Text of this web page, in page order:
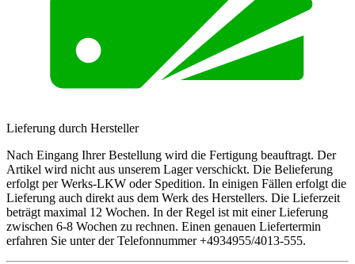
Lieferung durch Hersteller
Nach Eingang Ihrer Bestellung wird die Fertigung beauftragt. Der
Artikel wird nicht aus unserem Lager verschickt. Die Belieferung
erfolgt per Werks-LKW oder Spedition. In einigen Fällen erfolgt die
Lieferung auch direkt aus dem Werk des Herstellers. Die Lieferzeit
beträgt maximal 12 Wochen. In der Regel ist mit einer Lieferung
zwischen 6-8 Wochen zu rechnen. Einen genauen Liefertermin
erfahren Sie unter der Telefonnummer +4934955/4013-555.